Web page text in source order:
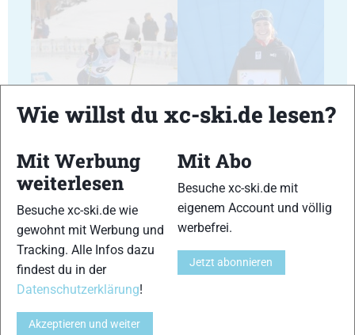
15 16
17
Wie willst du xc-ski.de lesen?
Mit Werbung
weiterlesen
Besuche xc-ski.de wie
gewohnt mit Werbung und
Tracking. Alle Infos dazu
findest du in der
Datenschutzerklärung!
Akzeptieren und weiter
Mit Abo
Besuche xc-ski.de mit
eigenem Account und völlig
werbefrei.
Jetzt abonnieren